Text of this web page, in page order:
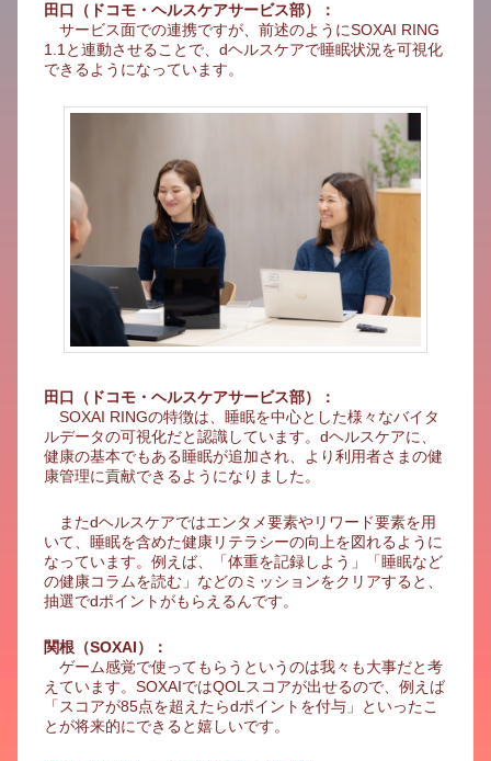
田口（ドコモ・ヘルスケアサービス部）：
サービス面での連携ですが、前述のようにSOXAI RING
1.1と連動させることで、dヘルスケアで睡眠状況を可視化
できるようになっています。
田口（ドコモ・ヘルスケアサービス部）：
SOXAI RINGの特徴は、睡眠を中心とした様々なバイタ
ルデータの可視化だと認識しています。dヘルスケアに、
健康の基本でもある睡眠が追加され、より利用者さまの健
康管理に貢献できるようになりました。
またdヘルスケアではエンタメ要素やリワード要素を用
いて、睡眠を含めた健康リテラシーの向上を図れるように
なっています。例えば、「体重を記録しよう」「睡眠など
の健康コラムを読む」などのミッションをクリアすると、
抽選でdポイントがもらえるんです。
関根（SOXAI）：
ゲーム感覚で使ってもらうというのは我々も大事だと考
えています。SOXAIではQOLスコアが出せるので、例えば
「スコアが85点を超えたらdポイントを付与」といったこ
とが将来的にできると嬉しいです。